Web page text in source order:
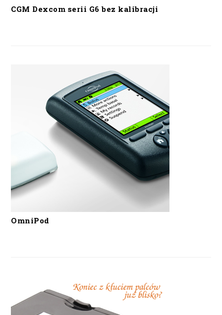
CGM Dexcom serii G6 bez kalibracji
OmniPod